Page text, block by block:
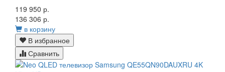
119 950 р.
136 306 р.
в корзину
В избранное
Сравнить